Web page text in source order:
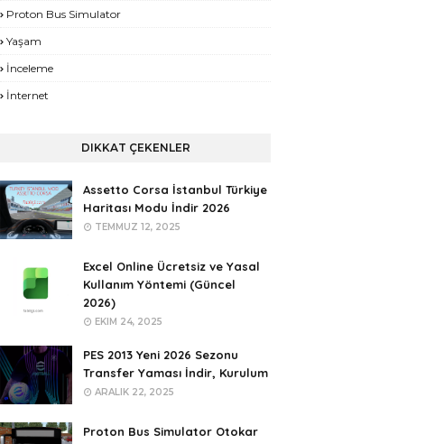
Proton Bus Simulator
Yaşam
İnceleme
İnternet
DIKKAT ÇEKENLER
Assetto Corsa İstanbul Türkiye
Haritası Modu İndir 2026
TEMMUZ 12, 2025
Excel Online Ücretsiz ve Yasal
Kullanım Yöntemi (Güncel
2026)
EKIM 24, 2025
PES 2013 Yeni 2026 Sezonu
Transfer Yaması İndir, Kurulum
ARALIK 22, 2025
Proton Bus Simulator Otokar